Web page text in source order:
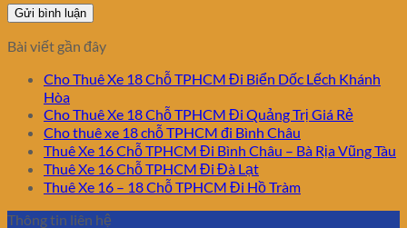
Bài viết gần đây
Cho Thuê Xe 18 Chỗ TPHCM Đi Biển Dốc Lếch Khánh
Hòa
Cho Thuê Xe 18 Chỗ TPHCM Đi Quảng Trị Giá Rẻ
Cho thuê xe 18 chỗ TPHCM đi Bình Châu
Thuê Xe 16 Chỗ TPHCM Đi Bình Châu – Bà Rịa Vũng Tàu
Thuê Xe 16 Chỗ TPHCM Đi Đà Lạt
Thuê Xe 16 – 18 Chỗ TPHCM Đi Hồ Tràm
Thông tin liên hệ